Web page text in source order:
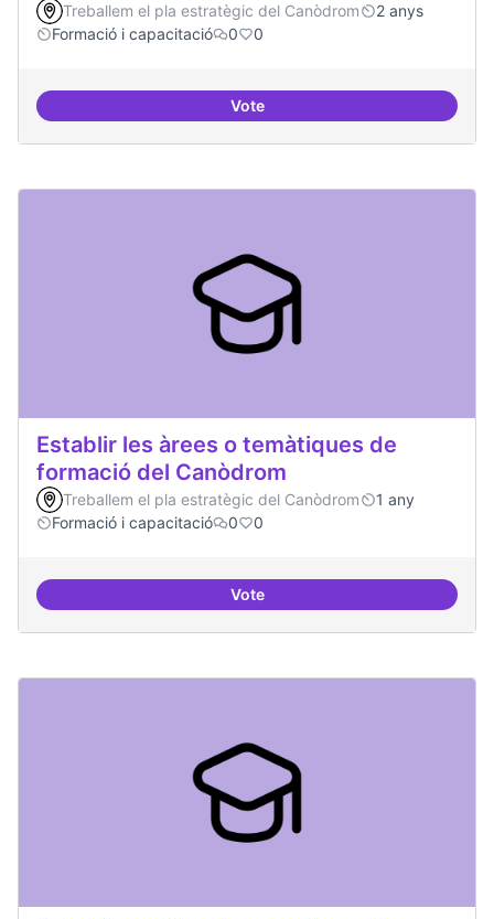
Treballem el pla estratègic del Canòdrom
2 anys
Formació i capacitació
0 0
VoteServei estable de migració al
Establir les àrees o temàtiques de
formació del Canòdrom
Treballem el pla estratègic del Canòdrom
1 any
Formació i capacitació
0 0
VoteEstablir les àrees o temàtiques